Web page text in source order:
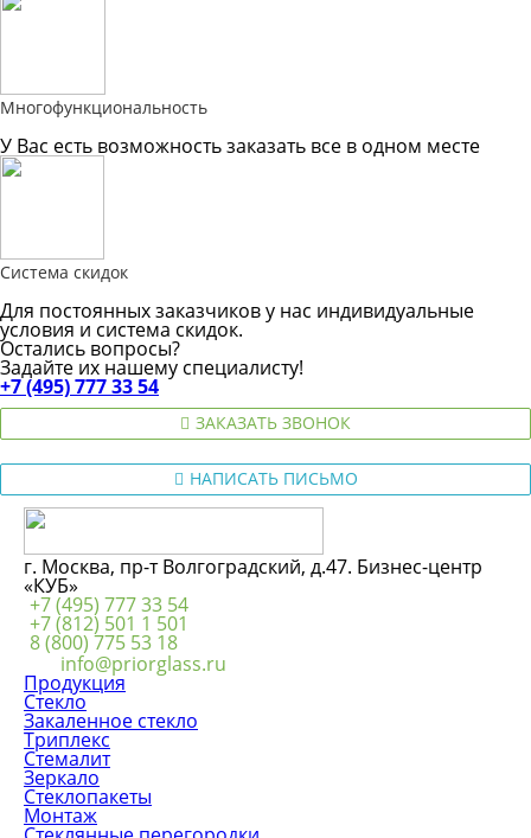
Многофункциональность
У Вас есть возможность заказать все в одном месте
Система скидок
Для постоянных заказчиков у нас индивидуальные
условия и система скидок.
Остались вопросы?
Задайте их нашему специалисту!
+7 (495) 777 33 54
ЗАКАЗАТЬ ЗВОНОК
НАПИСАТЬ ПИСЬМО
г. Москва, пр-т Волгоградский, д.47. Бизнес-центр
«КУБ»
+7 (495) 777 33 54
+7 (812) 501 1 501
8 (800) 775 53 18
info@priorglass.ru
Продукция
Стекло
Закаленное стекло
Триплекс
Стемалит
Зеркало
Стеклопакеты
Монтаж